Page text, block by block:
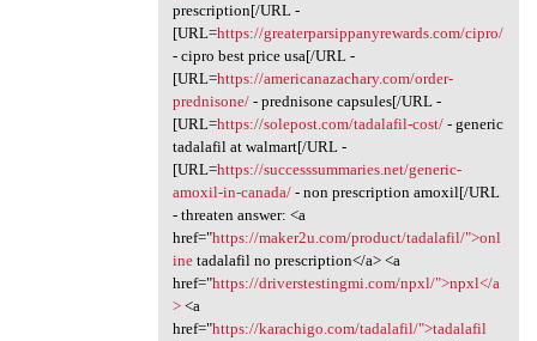
prescription[/URL -
[URL=https://greaterparsippanyrewards.com/cipro/
- cipro best price usa[/URL -
[URL=https://americanazachary.com/order-
prednisone/- prednisone capsules[/URL -
[URL=https://solepost.com/tadalafil-cost/- generic
tadalafil at walmart[/URL -
[URL=https://successsummaries.net/generic-
amoxil-in-canada/- non prescription amoxil[/URL
- threaten answer: <a
href="https://maker2u.com/product/tadalafil/">onl
inetadalafil no prescription</a> <a
href="https://driverstestingmi.com/npxl/">npxl</a
><a
href="https://karachigo.com/tadalafil/">tadalafil